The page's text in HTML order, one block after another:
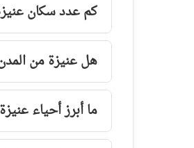
كم عدد سكان عنيزة
هل عنيزة من
ما أبرز أحياء